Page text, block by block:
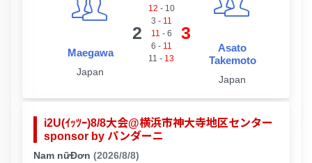
Maegawa
Japan
2
12 - 10
3 - 11
11 - 6
6 - 11
11 - 13
3
Asato
Takemoto
Japan
i2U(ｲｯﾂｰ)8/8大会@横浜市神大寺地区センター
sponsor by パンダーニ
Nam nữĐơn (2026/8/8)